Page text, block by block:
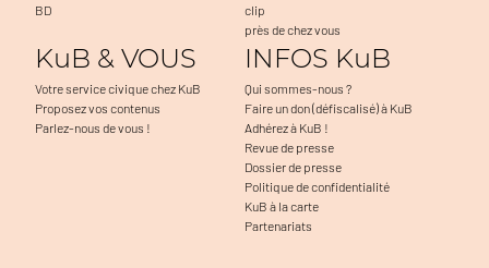
BD
clip
près de chez vous
KuB & VOUS
Votre service civique chez KuB
Proposez vos contenus
Parlez-nous de vous !
INFOS KuB
Qui sommes-nous ?
Faire un don (défiscalisé) à KuB
Adhérez à KuB !
Revue de presse
Dossier de presse
Politique de confidentialité
KuB à la carte
Partenariats